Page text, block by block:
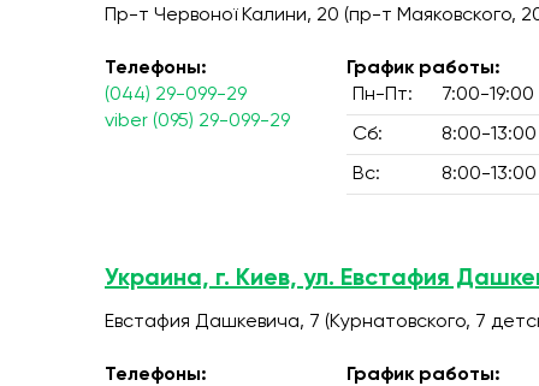
Пр-т Червоної Калини, 20 (пр-т Маяковского,
Телефоны:
(044) 29-099-29
viber (095) 29-099-29
График работы:
Пн-Пт:
7:00-19:00
Сб: 8:00-13:00
Вс: 8:00-13:00
Украина, г. Киев, ул. Евстафия
Евстафия Дашкевича, 7 (Курнатовского, 7
Телефоны:
График работы: